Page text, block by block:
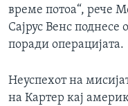
време потоа“, рече
Сајрус Венс поднесе
поради операцијата.
Неуспехот на
на Картер кај